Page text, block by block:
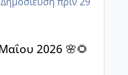
κρεας.
2026 🌸🌻